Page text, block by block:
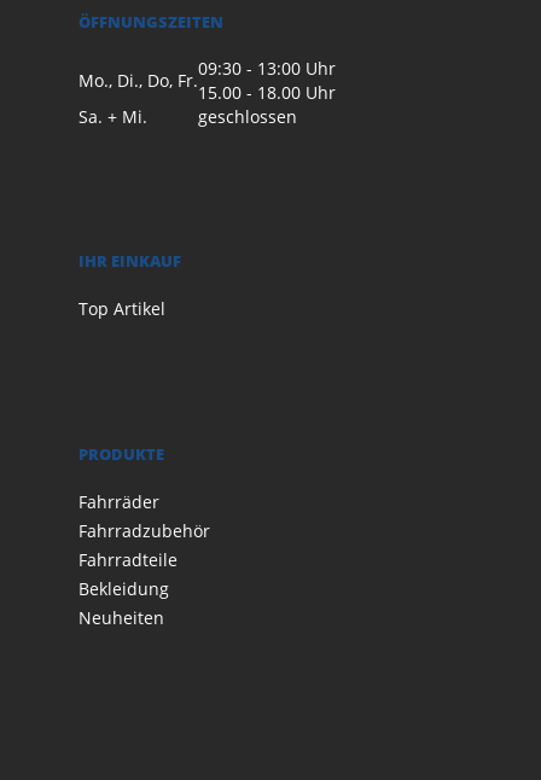
ÖFFNUNGSZEITEN
Mo., Di., Do, Fr.
09:30 - 13:00 Uhr
15.00 - 18.00 Uhr
Sa. + Mi.
geschlossen
IHR EINKAUF
Top Artikel
PRODUKTE
Fahrräder
Fahrradzubehör
Fahrradteile
Bekleidung
Neuheiten